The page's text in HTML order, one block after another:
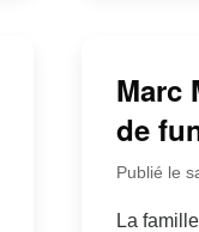
Marc
de
Publié le
La